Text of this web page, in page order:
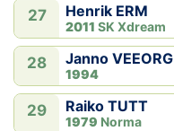
27 Henrik ERM
2011 SK Xdream
28 Janno VEEORG
1994
29 Raiko TUTT
1979 Norma